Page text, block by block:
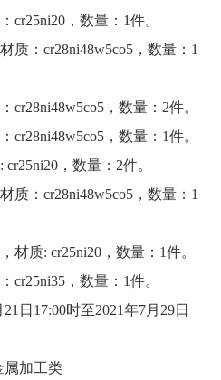
cr25ni20，数量： 1件。
材质： cr28ni48w5co5，数量： 1
cr28ni48w5co5，数量： 2件。
cr28ni48w5co5，数量： 1件。
: cr25ni20，数量： 2件。
质： cr28ni48w5co5，数量： 1
，材质: cr25ni20，数量： 1件。
cr25ni35，数量： 1件。
21 日 17:00时至2021年7月 29日
属加工类